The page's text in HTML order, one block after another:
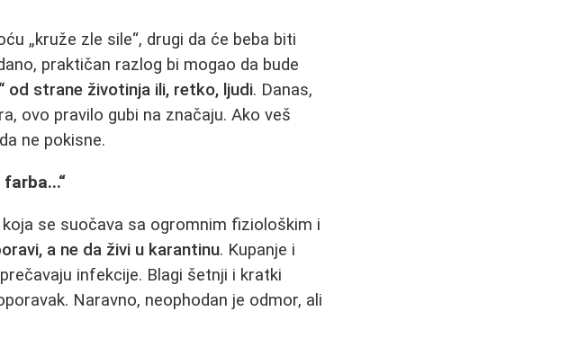
„kruže zle sile“, drugi da će beba biti
praktičan razlog bi mogao da bude
od strane životinja ili, retko, ljudi. Danas,
ovo pravilo gubi na značaju. Ako veš
ne pokisne.
se suočava sa ogromnim fiziološkim i
a ne da živi u karantinu. Kupanje i
infekcije. Blagi šetnji i kratki
Naravno, neophodan je odmor, ali